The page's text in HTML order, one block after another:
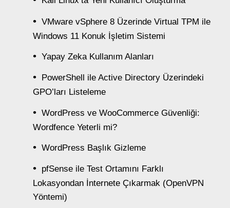
VMware vSphere 8 Üzerinde Virtual TPM ile
Windows 11 Konuk İşletim Sistemi
Yapay Zeka Kullanım Alanları
PowerShell ile Active Directory Üzerindeki
GPO’ları Listeleme
WordPress ve WooCommerce Güvenliği:
Wordfence Yeterli mi?
WordPress Başlık Gizleme
pfSense ile Test Ortamını Farklı
Lokasyondan İnternete Çıkarmak (OpenVPN
Yöntemi)